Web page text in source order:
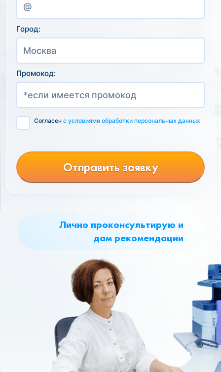
Лично проконсультирую и
дам рекомендации
Город:
Промокод:
Согласен с условиями обработки персональных данных
Отправить заявку